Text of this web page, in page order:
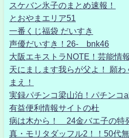
スケバン氷子のまとめ速報！
とおやまエリア51
一番くじ福袋 だいすき
声優だいすき！26- bnk46
大阪エキストラNOTE！芸能情
天にまします我らが父よ！ 願
まえ！
実録パチンコ梁山泊！パチンコ
有益便利情報サイトの杜
病は木から！ 24金バエ子の特
真・モリタダッフル2！！50代